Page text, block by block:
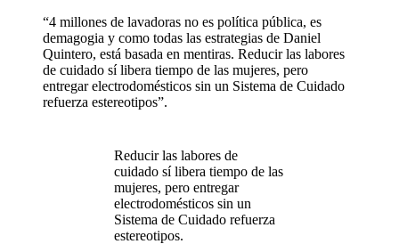
“4 millones de lavadoras no es política pública, es
demagogia y como todas las estrategias de Daniel
Quintero, está basada en mentiras. Reducir las labores
de cuidado sí libera tiempo de las mujeres, pero
entregar electrodomésticos sin un Sistema de Cuidado
refuerza estereotipos”.
Reducir las labores de
cuidado sí libera tiempo de las
mujeres, pero entregar
electrodomésticos sin un
Sistema de Cuidado refuerza
estereotipos.